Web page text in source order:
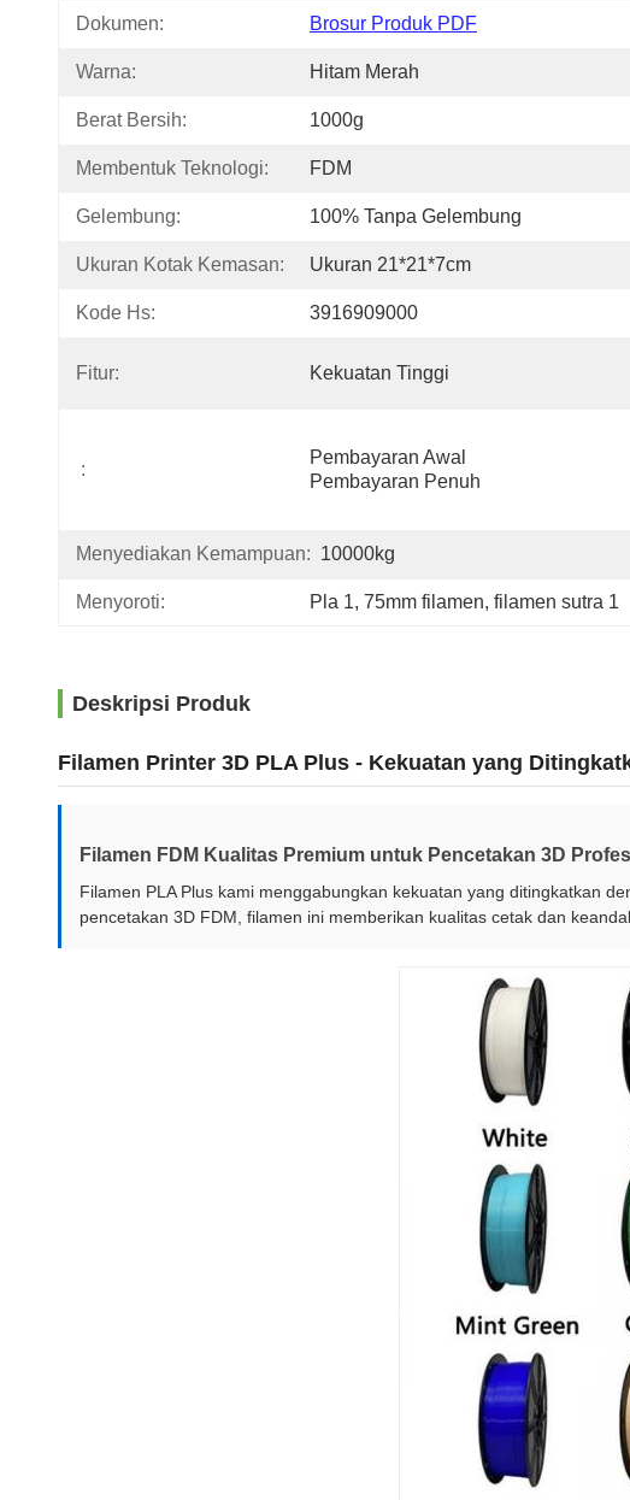
Dokumen: Brosur Produk PDF
Warna: Hitam Merah
Berat Bersih: 1000g
Membentuk Teknologi: FDM
Gelembung: 100% Tanpa Gelembung
Ukuran Kotak Kemasan: Ukuran 21*21*7cm
Kode Hs: 3916909000
Fitur: Kekuatan Tinggi
:
Pembayaran Awal
Pembayaran Penuh
Menyediakan Kemampuan: 10000kg
Menyoroti: Pla 1, 75mm filamen, filamen sutra 1
Deskripsi Produk
Filamen Printer 3D PLA Plus - Kekuatan yang
Filamen FDM Kualitas Premium untuk Pencetakan 3D
Filamen PLA Plus kami menggabungkan kekuatan yang ditingkatkan
pencetakan 3D FDM, filamen ini memberikan kualitas cetak dan